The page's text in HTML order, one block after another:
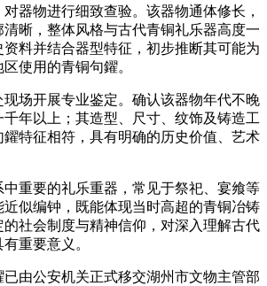
器物进行细致查验。该器物通体修长，
晰，整体风格与古代青铜礼乐器高度一
料并结合器型特征，初步推断其可能为
使用的青铜句鑃。
现场开展专业鉴定。确认该器物年代不晚
年以上；其造型、尺寸、纹饰及铸造工
特征相符，具有明确的历史价值、艺术
重要的礼乐重器，常见于祭祀、宴飨等
似编钟，既能体现当时高超的青铜冶铸
社会制度与精神信仰，对深入理解古代
重要意义。
已由公安机关正式移交湖州市文物主管部